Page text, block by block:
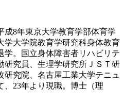
成8年東京大学教育学部体育学
学大学院教育学研究科身体教育
学。国立身体障害者リハビリテ
研究員、生理学研究所ＪＳＴ研
究院、名古屋工業大学テニュ
、23年より現職。博士（理